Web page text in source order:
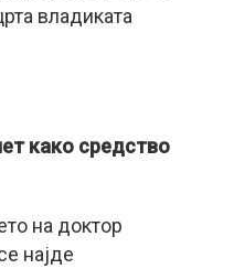
владиката
како средство
на доктор
најде